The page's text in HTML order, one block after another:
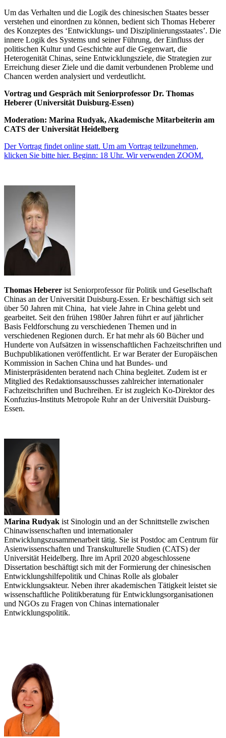
Um das Verhalten und die Logik des chinesischen Staates besser
verstehen und einordnen zu können, bedient sich Thomas Heberer
des Konzeptes des ‘Entwicklungs- und Disziplinierungsstaates’. Die
innere Logik des Systems und seiner Führung, der Einfluss der
politischen Kultur und Geschichte auf die Gegenwart, die
Heterogenität Chinas, seine Entwicklungsziele, die Strategien zur
Erreichung dieser Ziele und die damit verbundenen Probleme und
Chancen werden analysiert und verdeutlicht.
Vortrag und Gespräch mit Seniorprofessor Dr. Thomas
Heberer (Universität Duisburg-Essen)
Moderation: Marina Rudyak, Akademische Mitarbeiterin am
CATS der Universität Heidelberg
Der Vortrag findet online statt. Um am Vortrag teilzunehmen,
klicken Sie bitte hier. Beginn: 18 Uhr. Wir verwenden ZOOM.
Thomas Heberer ist Seniorprofessor für Politik und Gesellschaft
Chinas an der Universität Duisburg-Essen. Er beschäftigt sich seit
über 50 Jahren mit China, hat viele Jahre in China gelebt und
gearbeitet. Seit den frühen 1980er Jahren führt er auf jährlicher
Basis Feldforschung zu verschiedenen Themen und in
verschiedenen Regionen durch. Er hat mehr als 60 Bücher und
Hunderte von Aufsätzen in wissenschaftlichen Fachzeitschriften und
Buchpublikationen veröffentlicht. Er war Berater der Europäischen
Kommission in Sachen China und hat Bundes- und
Ministerpräsidenten beratend nach China begleitet. Zudem ist er
Mitglied des Redaktionsausschusses zahlreicher internationaler
Fachzeitschriften und Buchreihen. Er ist zugleich Ko-Direktor des
Konfuzius-Instituts Metropole Ruhr an der Universität Duisburg-
Essen.
Marina Rudyak ist Sinologin und an der Schnittstelle zwischen
Chinawissenschaften und internationaler
Entwicklungszusammenarbeit tätig. Sie ist Postdoc am Centrum für
Asienwissenschaften und Transkulturelle Studien (CATS) der
Universität Heidelberg. Ihre im April 2020 abgeschlossene
Dissertation beschäftigt sich mit der Formierung der chinesischen
Entwicklungshilfepolitik und Chinas Rolle als globaler
Entwicklungsakteur. Neben ihrer akademischen Tätigkeit leistet sie
wissenschaftliche Politikberatung für Entwicklungsorganisationen
und NGOs zu Fragen von Chinas internationaler
Entwicklungspolitik.